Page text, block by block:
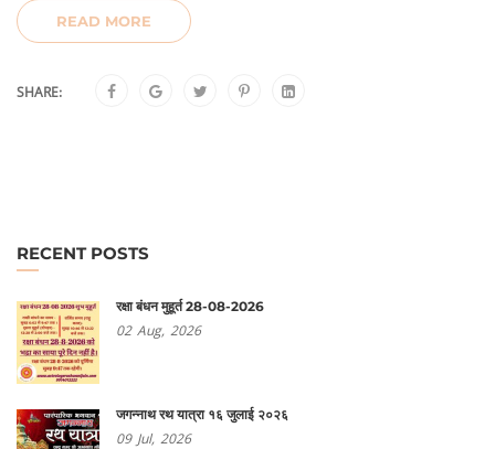
READ MORE
SHARE:
RECENT POSTS
रक्षा बंधन मुहूर्त 28-08-2026
02 Aug, 2026
जगन्नाथ रथ यात्रा १६ जुलाई २०२६
09 Jul, 2026